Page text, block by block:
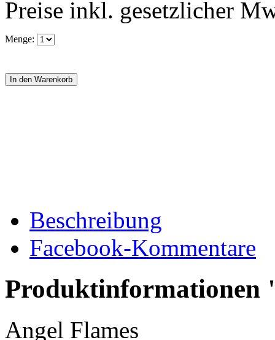
Preise inkl. gesetzlicher
Menge:
Beschreibung
Facebook-Kommentare
Produktinformationen
Angel Flames